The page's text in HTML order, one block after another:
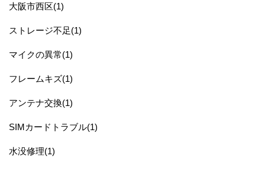
大阪市西区(1)
ストレージ不足(1)
マイクの異常(1)
フレームキズ(1)
アンテナ交換(1)
SIMカードトラブル(1)
水没修理(1)